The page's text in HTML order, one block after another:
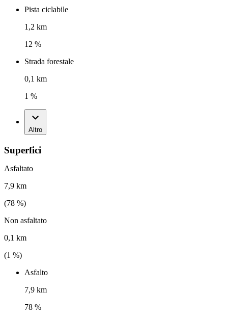
Pista ciclabile
1,2 km
12 %
Strada forestale
0,1 km
1 %
Altro
Superfici
Asfaltato
7,9 km
(78 %)
Non asfaltato
0,1 km
(1 %)
Asfalto
7,9 km
78 %